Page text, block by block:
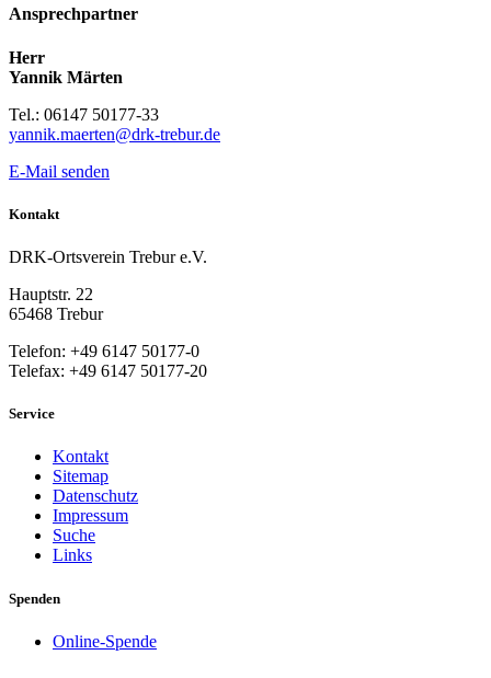
Ansprechpartner
Herr
Yannik Märten
Tel.: 06147 50177-33
yannik.maerten@drk-trebur.de
E-Mail senden
Kontakt
DRK-Ortsverein Trebur e.V.
Hauptstr. 22
65468 Trebur
Telefon: +49 6147 50177-0
Telefax: +49 6147 50177-20
Service
Kontakt
Sitemap
Datenschutz
Impressum
Suche
Links
Spenden
Online-Spende